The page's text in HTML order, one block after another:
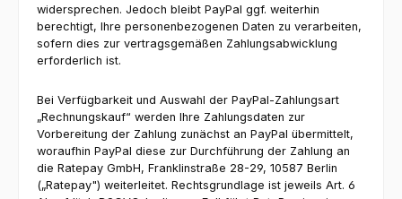
widersprechen. Jedoch bleibt PayPal ggf. weiterhin
berechtigt, Ihre personenbezogenen Daten zu verarbeiten,
sofern dies zur vertragsgemäßen Zahlungsabwicklung
erforderlich ist.
Bei Verfügbarkeit und Auswahl der PayPal-Zahlungsart
„Rechnungskauf“ werden Ihre Zahlungsdaten zur
Vorbereitung der Zahlung zunächst an PayPal übermittelt,
woraufhin PayPal diese zur Durchführung der Zahlung an
die Ratepay GmbH, Franklinstraße 28-29, 10587 Berlin
(„Ratepay") weiterleitet. Rechtsgrundlage ist jeweils Art. 6